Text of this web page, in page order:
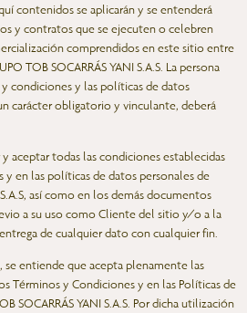
contenidos se aplicarán y se entenderá
y contratos que se ejecuten o celebren
comprendidos en este sitio entre
TOB SOCARRÁS YANI S.A.S. La persona
condiciones y las políticas de datos
carácter obligatorio y vinculante, deberá
aceptar todas las condiciones establecidas
en las políticas de datos personales de
S.A.S, así como en los demás documentos
a su uso como Cliente del sitio y/o a la
de cualquier dato con cualquier fin.
entiende que acepta plenamente las
Términos y Condiciones y en las Políticas de
SOCARRÁS YANI S.A.S. Por dicha utilización